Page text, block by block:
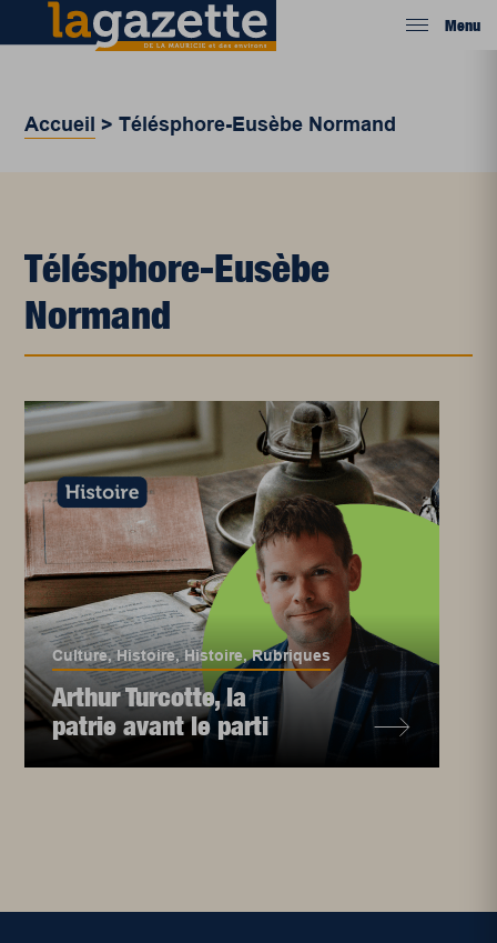
Menu
Accueil >Télésphore-Eusèbe Normand
Télésphore-Eusèbe
Normand
Culture,Histoire,Histoire,Rubriques
Arthur Turcotte, la
patrie avant le parti